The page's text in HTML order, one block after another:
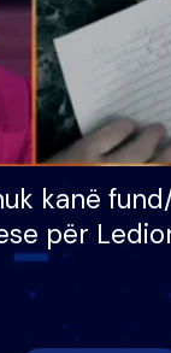
kanë
për
e tij,
dot lotët: